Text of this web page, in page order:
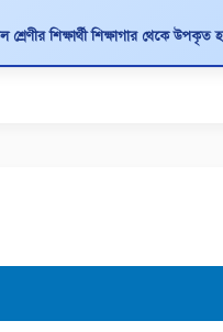
শিক্ষার্থী শিক্ষাগার থেকে উপকৃত